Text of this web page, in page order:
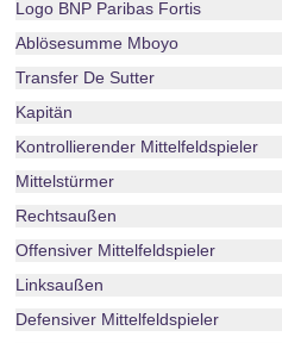
Logo BNP Paribas Fortis
Ablösesumme Mboyo
Transfer De Sutter
Kapitän
Kontrollierender Mittelfeldspieler
Mittelstürmer
Rechtsaußen
Offensiver Mittelfeldspieler
Linksaußen
Defensiver Mittelfeldspieler